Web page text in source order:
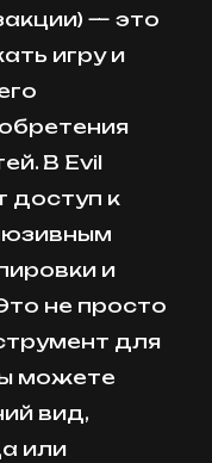
— это
игру и
В Evil
доступ к
и
не просто
для
можете
вид,
или